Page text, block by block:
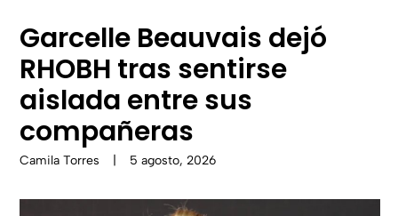
Garcelle Beauvais dejó
RHOBH tras sentirse
aislada entre sus
compañeras
Camila Torres 5 agosto, 2026